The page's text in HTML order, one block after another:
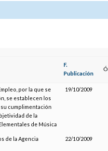
F.
Publicación
por la que se
se establecen los
cumplimentación
de la
de Música
19/10/2009
de la Agencia
22/10/2009